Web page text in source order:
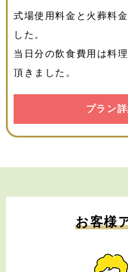
式場使用料金と火葬料
した。
当日分の飲食費用は料
頂きました。
プラン
お客様